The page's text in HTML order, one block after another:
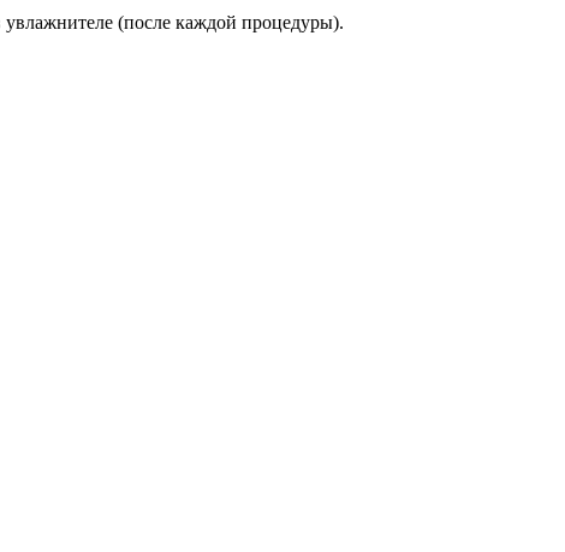
увлажнителе (после каждой процедуры).